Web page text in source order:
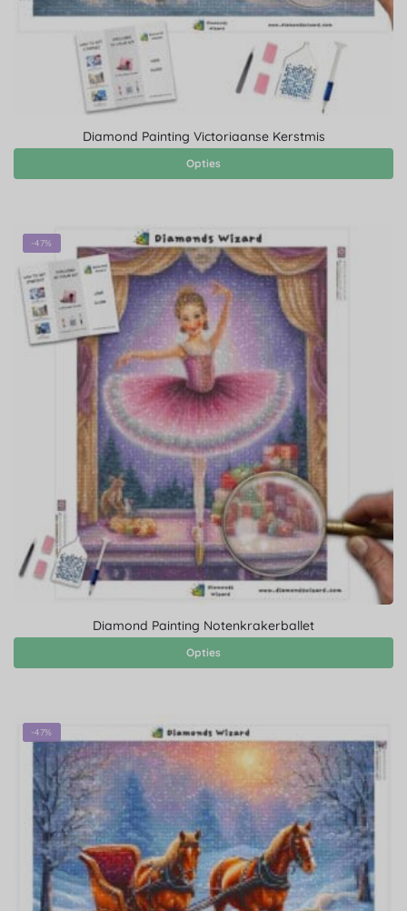
Diamond Painting Victoriaanse Kerstmis
Opties
-47%
Diamond Painting Notenkrakerballet
Opties
-47%